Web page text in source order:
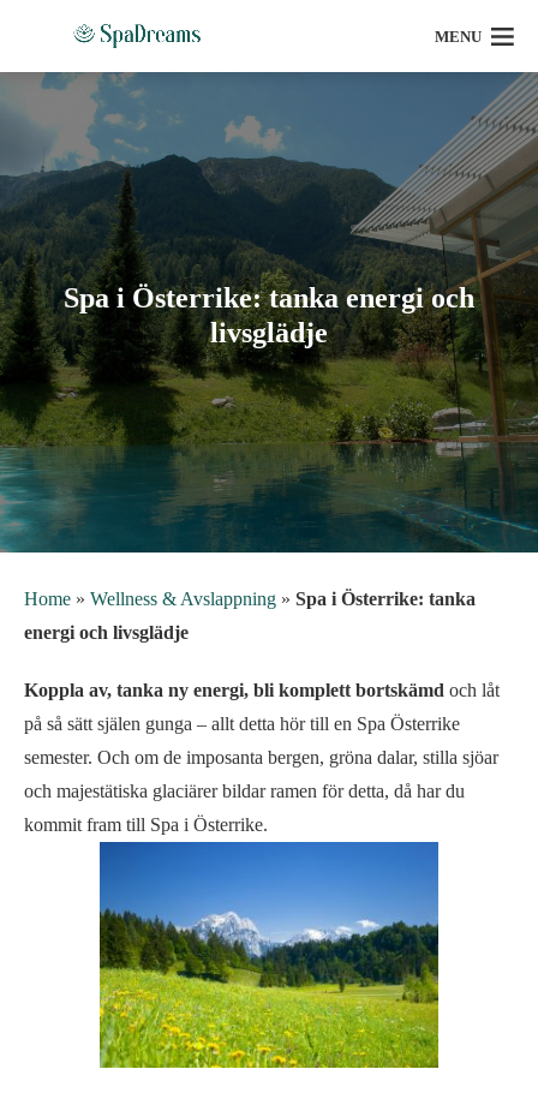
MENU
Spa i Österrike: tanka energi och
livsglädje
Home » Wellness & Avslappning » Spa i Österrike: tanka
energi och livsglädje
Koppla av, tanka ny energi, bli komplett bortskämd och låt
på så sätt själen gunga – allt detta hör till en Spa Österrike
semester. Och om de imposanta bergen, gröna dalar, stilla sjöar
och majestätiska glaciärer bildar ramen för detta, då har du
kommit fram till Spa i Österrike.